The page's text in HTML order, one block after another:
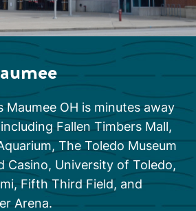
Maumee OH is minutes away
Fallen Timbers Mall,
The Toledo Museum
Casino, University of Toledo,
Fifth Third Field, and
Arena.